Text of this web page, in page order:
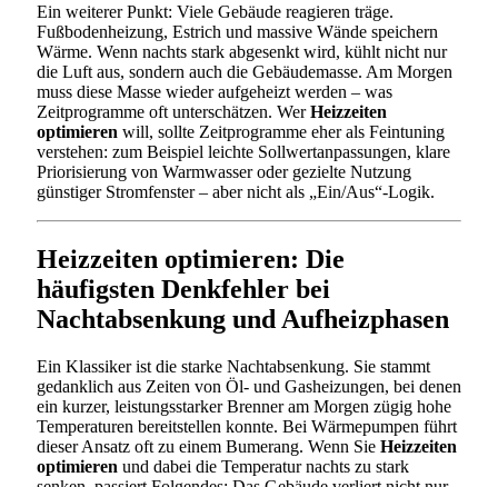
Ein weiterer Punkt: Viele Gebäude reagieren träge.
Fußbodenheizung, Estrich und massive Wände speichern
Wärme. Wenn nachts stark abgesenkt wird, kühlt nicht nur
die Luft aus, sondern auch die Gebäudemasse. Am Morgen
muss diese Masse wieder aufgeheizt werden – was
Zeitprogramme oft unterschätzen. WerHeizzeiten
optimieren will, sollte Zeitprogramme eher als Feintuning
verstehen: zum Beispiel leichte Sollwertanpassungen, klare
Priorisierung von Warmwasser oder gezielte Nutzung
günstiger Stromfenster – aber nicht als „Ein/Aus“-Logik.
Heizzeiten optimieren: Die
häufigsten Denkfehler bei
Nachtabsenkung und Aufheizphasen
Ein Klassiker ist die starke Nachtabsenkung. Sie stammt
gedanklich aus Zeiten von Öl- und Gasheizungen, bei denen
ein kurzer, leistungsstarker Brenner am Morgen zügig hohe
Temperaturen bereitstellen konnte. Bei Wärmepumpen führt
dieser Ansatz oft zu einem Bumerang. Wenn Sie Heizzeiten
optimieren und dabei die Temperatur nachts zu stark